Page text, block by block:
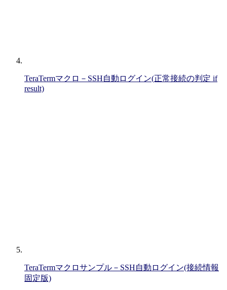
TeraTermマクロ－SSH自動ログイン(正常接続の判定 if
result)
TeraTermマクロサンプル－SSH自動ログイン(接続情報
固定版)